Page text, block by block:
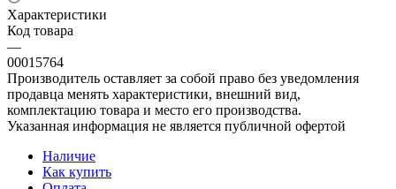
Характеристики
Код товара
—
00015764
Производитель оставляет за собой право без уведомления
продавца менять характеристики, внешний вид,
комплектацию товара и место его производства.
Указанная информация не является публичной офертой
Наличие
Как купить